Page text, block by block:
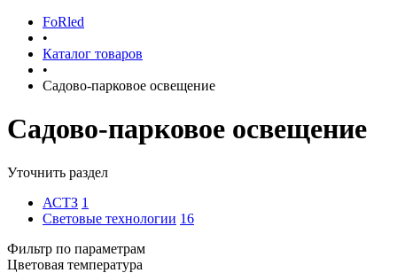
FoRled
•
Каталог товаров
•
Садово-парковое освещение
Садово-парковое освещение
Уточнить раздел
АСТЗ 1
Световые технологии 16
Фильтр по параметрам
Цветовая температура